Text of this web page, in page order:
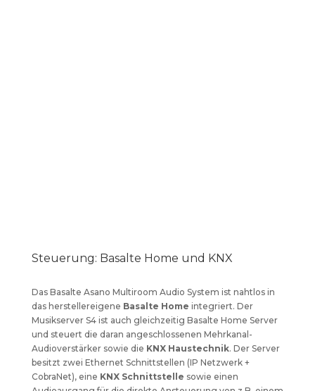
Steuerung: Basalte Home und KNX
Das Basalte Asano Multiroom Audio System ist nahtlos in
das herstellereigene Basalte Home integriert. Der
Musikserver S4 ist auch gleichzeitig Basalte Home Server
und steuert die daran angeschlossenen Mehrkanal-
Audioverstärker sowie die KNX Haustechnik. Der Server
besitzt zwei Ethernet Schnittstellen (IP Netzwerk +
CobraNet), eine KNX Schnittstelle sowie einen